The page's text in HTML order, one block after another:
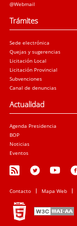
@Webmail
Trámites
Sede electrónica
Quejas y sugerencias
Licitación Local
Licitación Provincial
Subvenciones
Canal de denuncias
Actualidad
Agenda Presidencia
BOP
Noticias
Eventos
Contacto Mapa Web